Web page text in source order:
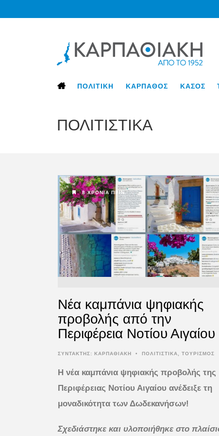
ΠΟΛΙΤΙΚΗ ΚΑΡΠΑΘΟΣ ΚΑΣΟΣ
ΠΟΛΙΤΙΣΤΙΚΑ
8 ΧΡΌΝΙΑ ΠΡΙΝ
Νέα καμπάνια ψηφιακής
προβολής από την
Περιφέρεια Νοτίου Αιγαίου
ΣΥΝΤΆΚΤΗΣ: ΚΑΡΠΑΘΙΑΚΗ • ΠΟΛΙΤΙΣΤΙΚΑ ΤΟΥΡΙΣΜΟΣ
Η νέα καμπάνια ψηφιακής προβολής της
Περιφέρειας Νοτίου Αιγαίου ανέδειξε τη
μοναδικότητα των Δωδεκανήσων!
Σχεδιάστηκε και υλοποιήθηκε στο